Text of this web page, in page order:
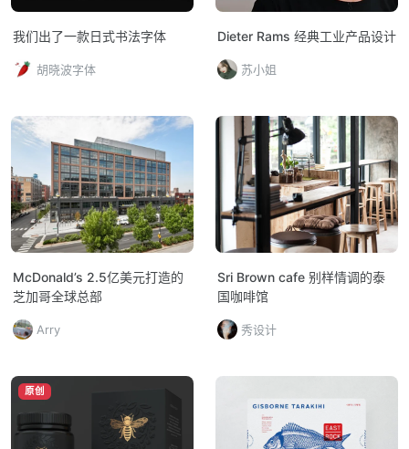
我们出了一款日式书法字体
胡晓波字体
Dieter Rams 经典工业产品设计
苏小姐
McDonald’s 2.5亿美元打造的
芝加哥全球总部
Arry
Sri Brown cafe 别样情调的泰
国咖啡馆
秀设计
原创